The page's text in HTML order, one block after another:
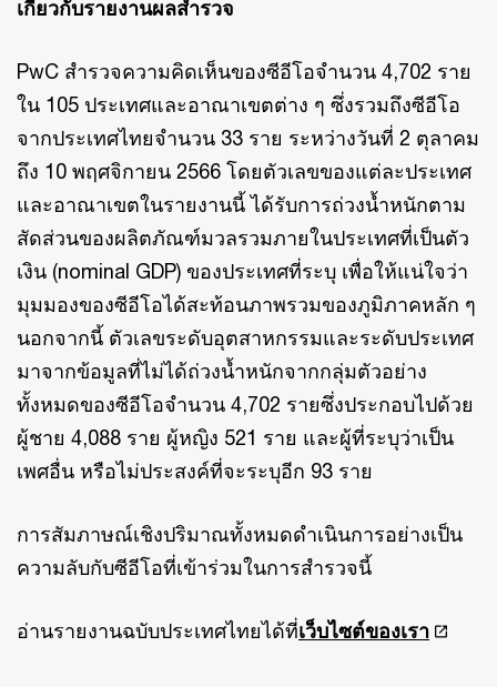
เกี่ยวกับรายงานผลสำรวจ
PwC สำรวจความคิดเห็นของซีอีโอจำนวน 4,702 ราย
ใน 105 ประเทศและอาณาเขตต่าง ๆ ซึ่งรวมถึงซีอีโอ
จากประเทศไทยจำนวน 33 ราย ระหว่างวันที่ 2 ตุลาคม
ถึง 10 พฤศจิกายน 2566 โดยตัวเลขของแต่ละประเทศ
และอาณาเขตในรายงานนี้ ได้รับการถ่วงน้ำหนักตาม
สัดส่วนของผลิตภัณฑ์มวลรวมภายในประเทศที่เป็นตัว
เงิน (nominal GDP) ของประเทศที่ระบุ เพื่อให้แน่ใจว่า
มุมมองของซีอีโอได้สะท้อนภาพรวมของภูมิภาคหลัก ๆ
นอกจากนี้ ตัวเลขระดับอุตสาหกรรมและระดับประเทศ
มาจากข้อมูลที่ไม่ได้ถ่วงน้ำหนักจากกลุ่มตัวอย่าง
ทั้งหมดของซีอีโอจำนวน 4,702 รายซึ่งประกอบไปด้วย
ผู้ชาย 4,088 ราย ผู้หญิง 521 ราย และผู้ที่ระบุว่าเป็น
เพศอื่น หรือไม่ประสงค์ที่จะระบุอีก 93 ราย
การสัมภาษณ์เชิงปริมาณทั้งหมดดำเนินการอย่างเป็น
ความลับกับซีอีโอที่เข้าร่วมในการสำรวจนี้
อ่านรายงานฉบับประเทศไทยได้ที่เว็บไซต์ของเรา